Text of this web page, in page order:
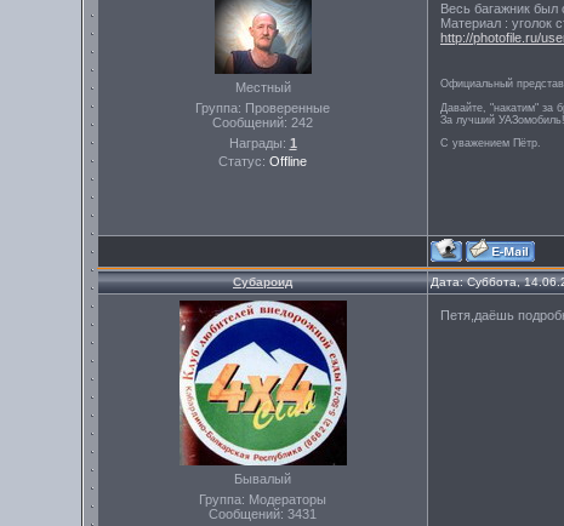
Местный
Группа: Проверенные
Сообщений: 242
Награды: 1
Статус: Offline
Весь багажник был
Материал : уголок
http://photofile.ru/
Официальный
Давайте, "накатим" за
За лучший УАЗомобиль!
С уважением Пётр.
Субароид Дата: Суббота,
Бывалый
Группа: Модераторы
Сообщений: 3431
Петя,даёшь